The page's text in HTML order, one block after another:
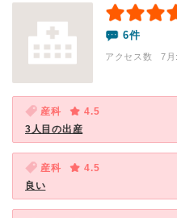
6件
アクセス数 7月:
産科
4.5
3人目の出産
産科
4.5
良い